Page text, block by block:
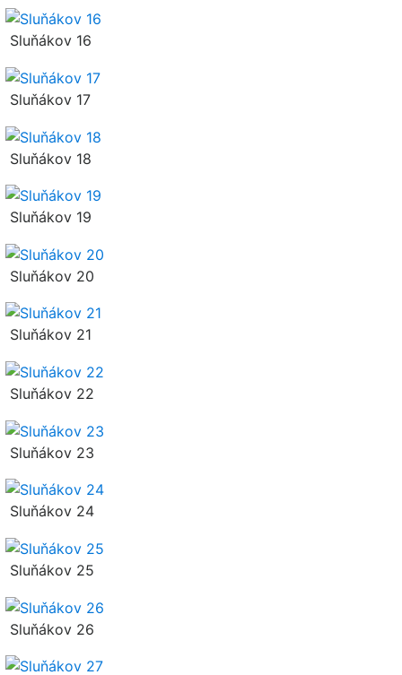
Sluňákov 16
Sluňákov 17
Sluňákov 18
Sluňákov 19
Sluňákov 20
Sluňákov 21
Sluňákov 22
Sluňákov 23
Sluňákov 24
Sluňákov 25
Sluňákov 26